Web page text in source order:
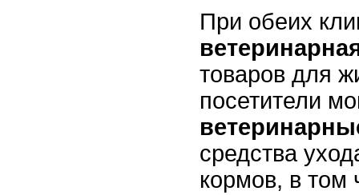
При обеих
товаров для
посетители
средства
кормов, в том